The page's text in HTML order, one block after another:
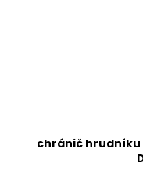
chránič hrudníku